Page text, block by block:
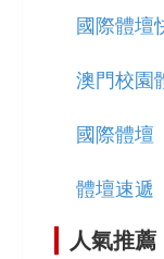
國際體壇
澳門校園
國際體壇
體壇速遞
人氣推薦